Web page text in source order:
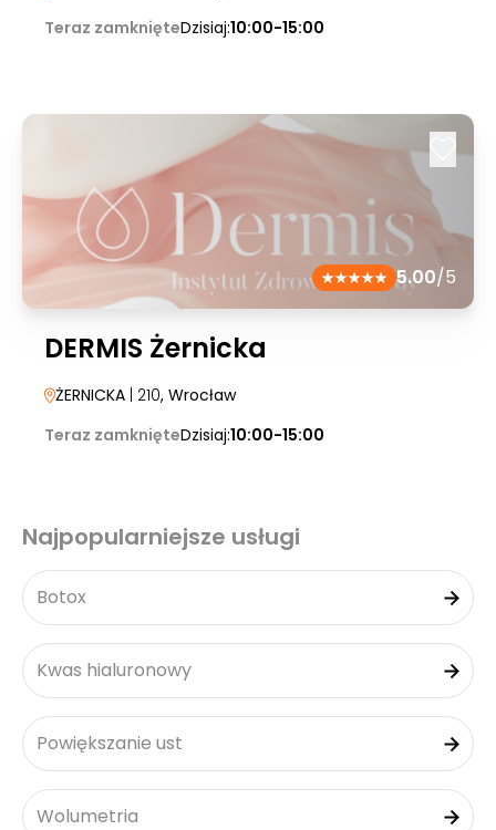
Teraz zamknięteDzisiaj:10:00-15:00
5.00/5
DERMIS Żernicka
ŻERNICKA | 210, Wrocław
Teraz zamknięteDzisiaj:10:00-15:00
Najpopularniejsze usługi
Botox
Kwas hialuronowy
Powiększanie ust
Wolumetria